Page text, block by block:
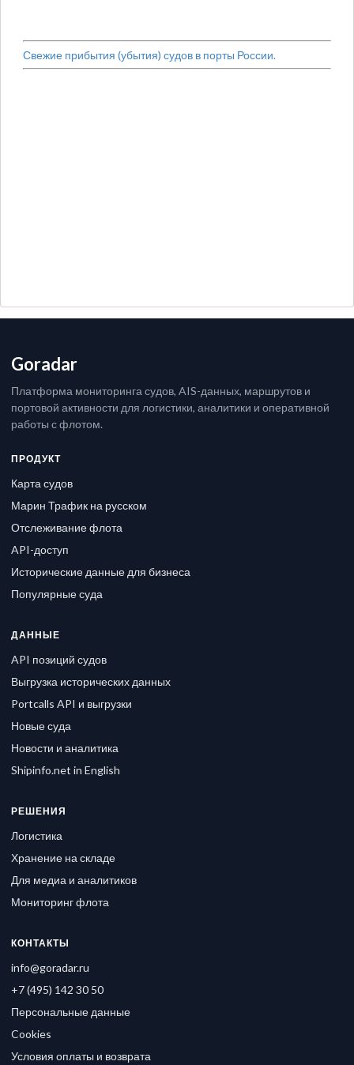
Свежие прибытия (убытия) судов в порты России.
Goradar
Платформа мониторинга судов, AIS-данных, маршрутов и
портовой активности для логистики, аналитики и оперативной
работы с флотом.
ПРОДУКТ
Карта судов
Марин Трафик на русском
Отслеживание флота
API-доступ
Исторические данные для бизнеса
Популярные суда
ДАННЫЕ
API позиций судов
Выгрузка исторических данных
Portcalls API и выгрузки
Новые суда
Новости и аналитика
Shipinfo.net in English
РЕШЕНИЯ
Логистика
Хранение на складе
Для медиа и аналитиков
Мониторинг флота
КОНТАКТЫ
info@goradar.ru
+7 (495) 142 30 50
Персональные данные
Cookies
Условия оплаты и возврата